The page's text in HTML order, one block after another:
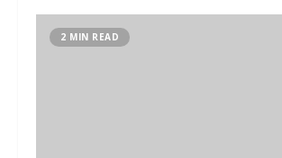
2 MIN READ